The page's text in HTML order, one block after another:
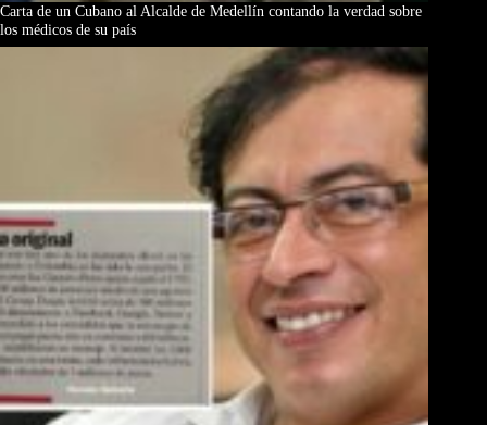
Carta de un Cubano al Alcalde de Medellín contando la verdad sobre
los médicos de su país